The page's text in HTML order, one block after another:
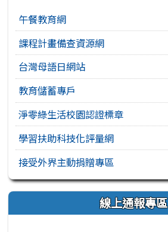
午餐教育網
課程計畫備查資源網
台灣母語日網站
教育儲蓄專戶
淨零綠生活校園認證標章
學習扶助科技化評量網
接受外界主動捐贈專區
線上通報專區